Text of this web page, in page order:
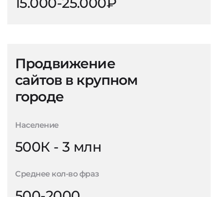
Продвижение
сайтов в крупном
городе
Население
500К - 3 млн
Среднее кол-во фраз